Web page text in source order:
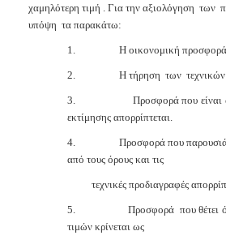
χαμηλότερη τιμή . Για την αξιολόγηση των
υπόψη τα παρακάτω:
1. Η οικονομική
2. Η τήρηση των
3.
Προσφορά που είναι
εκτίμησης απορρίπτεται.
4.
Προσφορά που
από τους όρους και τις
τεχνικές προδιαγραφές
5. Προσφορά που
τιμών κρίνεται ως